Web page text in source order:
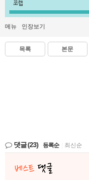
쪼렙
메뉴 인장보기
목록 본문
댓글(23) 등록순 최신순